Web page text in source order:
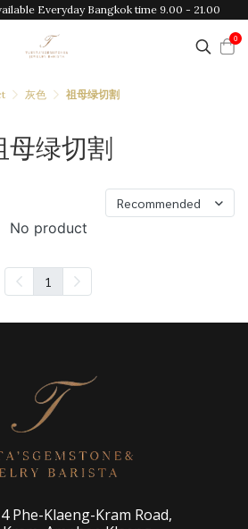
Everyday Bangkok time 9.00 - 21.00
0
灰色 祖母绿切割
母绿切割
Recommended
No product
1
Phe-Klaeng-Kram Road,